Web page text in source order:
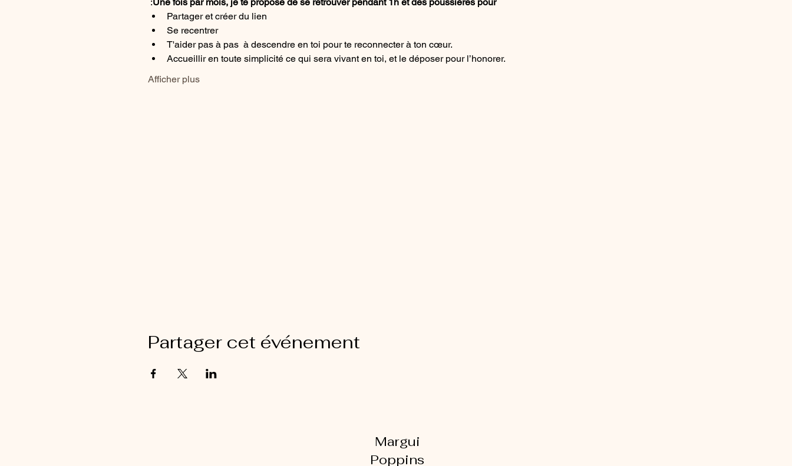
Partager et créer du lien
Se recentrer
T'aider pas à pas  à descendre en toi pour te reconnecter à ton cœur.
Accueillir en toute simplicité ce qui sera vivant en toi, et le déposer pour l’honorer.
Afficher plus
Partager cet événement
Margui
Poppins